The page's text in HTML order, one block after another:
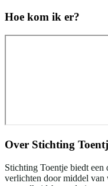
Hoe kom ik er?
Over Stichting
Stichting Toentje biedt een
verlichten door middel van